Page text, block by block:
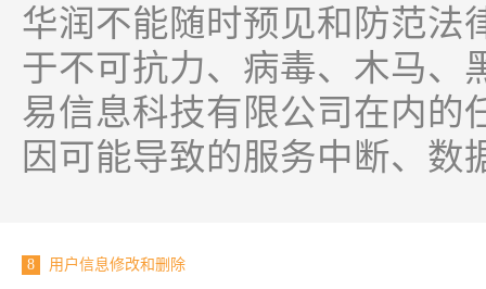
华润不能随时预见和防范法
于不可抗力、病毒、木马、
易信息科技有限公司在内的
因可能导致的服务中断、数
8 用户信息修改和删除